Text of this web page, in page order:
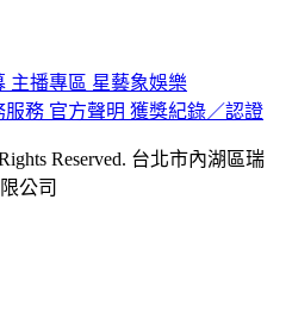
主播專區 星藝象娛樂
服務 官方聲明 獲獎紀錄／認證
Reserved. 台北市內湖區瑞
公司